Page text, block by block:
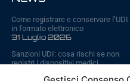
Come registrare e conservare l’UDI
in formato elettronico
31 Luglio 2026
Sanzioni UDI: cosa rischi se non
registri i dispositivi medici